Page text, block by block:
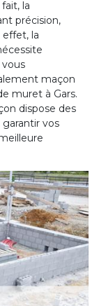
la
précision,
la
vous
maçon
muret à Gars.
dispose des
vos